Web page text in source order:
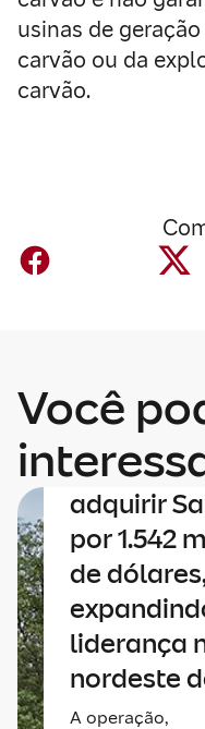
usinas de
carvão ou da
carvão.
VocêCorporativo
A Mapfre
um
adquirir
por 1.542
de
liderança
nordeste
A operação,